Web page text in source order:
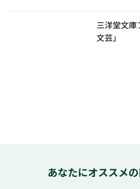
三洋堂文庫
文芸」
あなたにオススメ